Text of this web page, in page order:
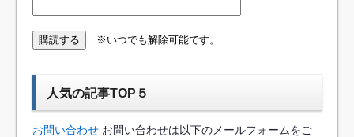
※いつでも解除可能です。
人気の記事TOP５
お問い合わせ お問い合わせは以下のメールフォームをご